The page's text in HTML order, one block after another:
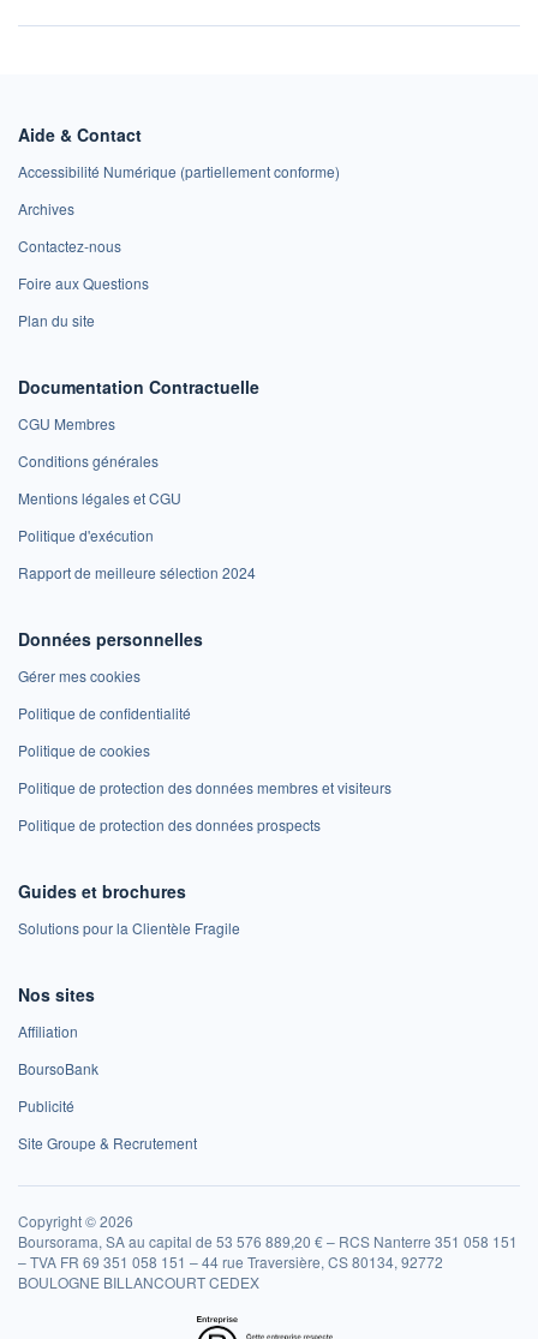
Aide & Contact
Accessibilité Numérique (partiellement conforme)
Archives
Contactez-nous
Foire aux Questions
Plan du site
Documentation Contractuelle
CGU Membres
Conditions générales
Mentions légales et CGU
Politique d'exécution
Rapport de meilleure sélection 2024
Données personnelles
Gérer mes cookies
Politique de confidentialité
Politique de cookies
Politique de protection des données membres et visiteurs
Politique de protection des données prospects
Guides et brochures
Solutions pour la Clientèle Fragile
Nos sites
Affiliation
BoursoBank
Publicité
Site Groupe & Recrutement
Copyright © 2026
Boursorama, SA au capital de 53 576 889,20 € – RCS Nanterre 351 058 151
– TVA FR 69 351 058 151 – 44 rue Traversière, CS 80134, 92772
BOULOGNE BILLANCOURT CEDEX